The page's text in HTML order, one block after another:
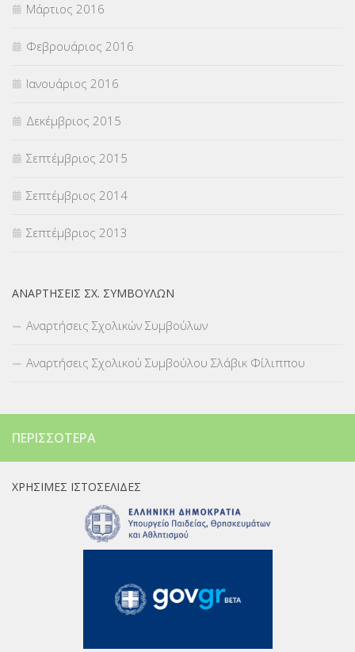
Μάρτιος 2016
Φεβρουάριος 2016
Ιανουάριος 2016
Δεκέμβριος 2015
Σεπτέμβριος 2015
Σεπτέμβριος 2014
Σεπτέμβριος 2013
ΑΝΑΡΤΉΣΕΙΣ ΣΧ. ΣΥΜΒΟΎΛΩΝ
Αναρτήσεις Σχολικών Συμβούλων
Αναρτήσεις Σχολικού Συμβούλου Σλάβικ Φίλιππου
ΠΕΡΙΣΣΌΤΕΡΑ
ΧΡΉΣΙΜΕΣ ΙΣΤΟΣΕΛΊΔΕΣ